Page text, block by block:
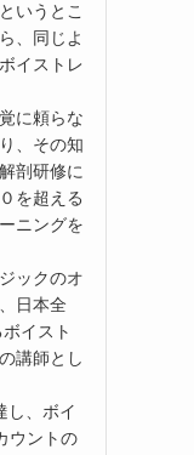
いうとこ
、同じよ
イストレ
に頼らな
、その知
剖研修に
を超える
ニングを
ックのオ
日本全
イスト
講師とし
し、ボイ
ウントの